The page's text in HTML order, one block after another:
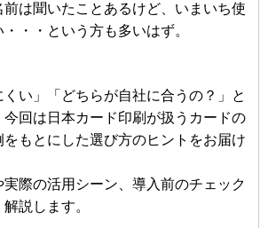
前は聞いたことあるけど、いまいち使
・・という方も多いはず。
くい」「どちらが自社に合うの？」と
回は日本カード印刷が扱うカードの
もとにした選び方のヒントをお届け
実際の活用シーン、導入前のチェック
説します。